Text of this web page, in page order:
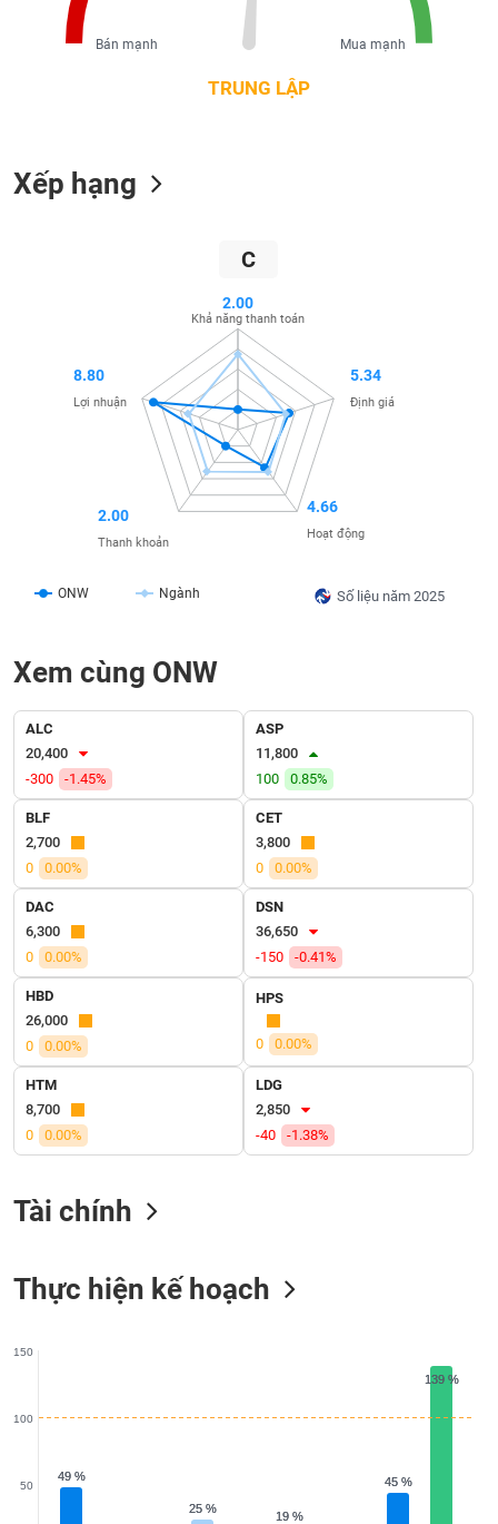
TRUNG LẬP
Mua mạnh
Bán mạnh
Xếp hạng
C
Số liệu năm 2025
ONW Ngành
2.00
Khả năng thanh toán
5.34
Định giá
4.66
Hoạt động
2.00
Thanh khoản
8.80
Lợi nhuận
Xem cùng ONW
ALC
20,400
-300
-1.45%
ASP
11,800
100
0.85%
BLF
2,700
0
0.00%
CET
3,800
0
0.00%
DAC
6,300
0
0.00%
DSN
36,650
-150
-0.41%
HBD
26,000
0
0.00%
HPS
0 0.00%
HTM
8,700
0
0.00%
LDG
2,850
-40
-1.38%
Tài chính
Thực hiện kế hoạch
49 %
49 %
19 %
19 %
45 %
45 %
25 %
25 %
139 %
139 %
50
100
150
YẾU
TÀI
CHÍNH
CÔNG
NGHỆ
THÔNG
TIN
DỊCH
VỤ
TRUYỀN
THÔNG
BẤT
chứng
Chỉ số